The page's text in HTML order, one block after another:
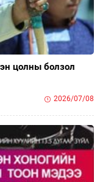
цолны болзол
2026/07/08